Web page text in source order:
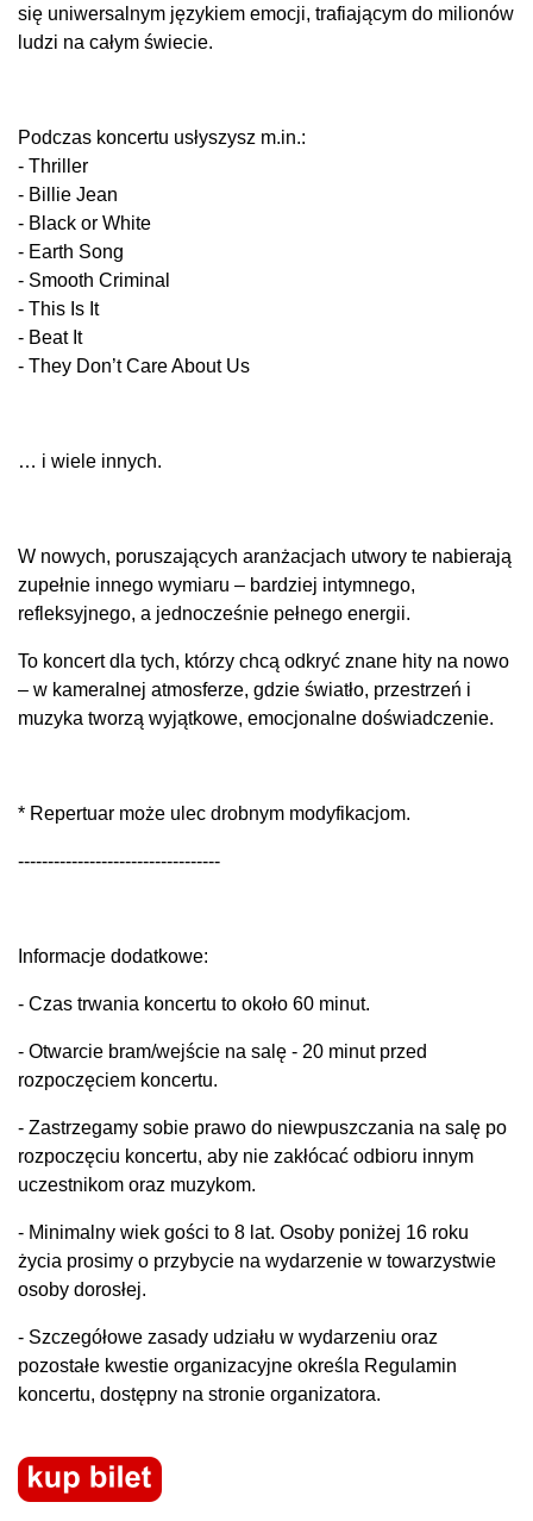
się uniwersalnym językiem emocji, trafiającym do milionów
ludzi na całym świecie.
Podczas koncertu usłyszysz m.in.:
- Thriller
- Billie Jean
- Black or White
- Earth Song
- Smooth Criminal
- This Is It
- Beat It
- They Don’t Care About Us
… i wiele innych.
W nowych, poruszających aranżacjach utwory te nabierają
zupełnie innego wymiaru – bardziej intymnego,
refleksyjnego, a jednocześnie pełnego energii.
To koncert dla tych, którzy chcą odkryć znane hity na nowo
– w kameralnej atmosferze, gdzie światło, przestrzeń i
muzyka tworzą wyjątkowe, emocjonalne doświadczenie.
* Repertuar może ulec drobnym modyfikacjom.
----------------------------------
Informacje dodatkowe:
- Czas trwania koncertu to około 60 minut.
- Otwarcie bram/wejście na salę - 20 minut przed
rozpoczęciem koncertu.
- Zastrzegamy sobie prawo do niewpuszczania na salę po
rozpoczęciu koncertu, aby nie zakłócać odbioru innym
uczestnikom oraz muzykom.
- Minimalny wiek gości to 8 lat. Osoby poniżej 16 roku
życia prosimy o przybycie na wydarzenie w towarzystwie
osoby dorosłej.
- Szczegółowe zasady udziału w wydarzeniu oraz
pozostałe kwestie organizacyjne określa Regulamin
koncertu, dostępny na stronie organizatora.